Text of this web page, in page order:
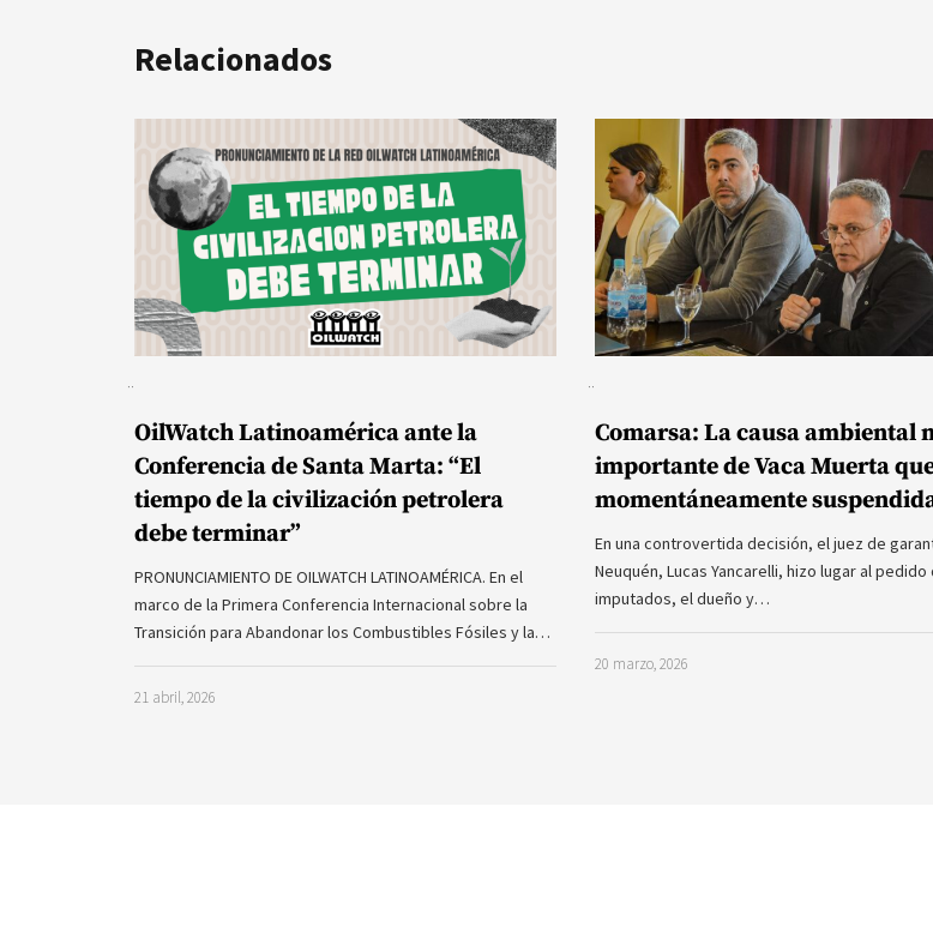
Relacionados
OilWatch Latinoamérica ante la
Conferencia de Santa Marta: “El
tiempo de la civilización petrolera
debe terminar”
PRONUNCIAMIENTO DE OILWATCH LATINOAMÉRICA. En el
marco de la Primera Conferencia Internacional sobre la
Transición para Abandonar los Combustibles Fósiles y la…
21 abril, 2026
Comarsa: La causa ambiental
importante de Vaca Muerta
momentáneamente
En una controvertida decisión, el juez de
Neuquén, Lucas Yancarelli, hizo lugar al pedido
imputados, el dueño y…
20 marzo, 2026